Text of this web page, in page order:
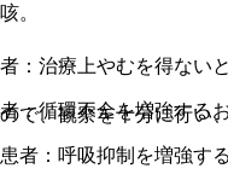
治療上やむを得ない
：循環不全を増強する
：呼吸抑制を増強する
。
で、観察を十分に行い